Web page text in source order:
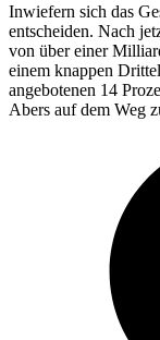
Inwiefern sich das
entscheiden. Nach
von über einer
einem knappen
angebotenen 14
Abers auf dem Weg